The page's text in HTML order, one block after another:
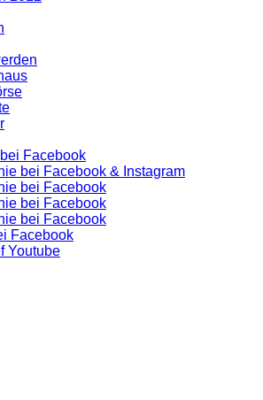
Facebook
bei Facebook & Instagram
bei Facebook
bei Facebook
bei Facebook
Facebook
Youtube